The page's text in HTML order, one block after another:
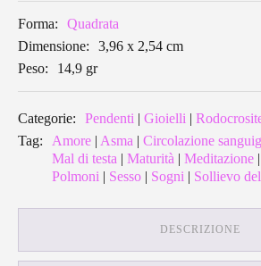
Forma:
Quadrata
Dimensione:
3,96 x 2,54 cm
Peso:
14,9 gr
Categorie: Pendenti | Gioielli |
Tag:
Amore | Asma | Circolazione
Mal di testa | Maturità | Meditazione |
Polmoni | Sesso | Sogni | Sollievo
DESCRIZIONE